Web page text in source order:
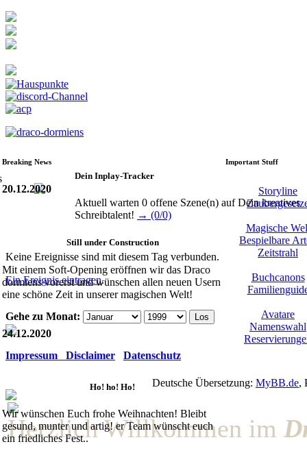
Breaking News
20.12.2020
Still under Construction
Mit einem Soft-Opening eröffnen wir das Draco
dormiens vorerst und wünschen allen neuen Usern
eine schöne Zeit in unserer magischen Welt!
24.12.2020
Ho! ho! Ho!
Wir wünschen Euch frohe Weihnachten! Bleibt
gesund, munter und artig! er Team wünscht euch
ein friedliches Fest..
Important Stuff
Storyline
Magische
Bespielbare
Zeitstrahl
Buchcanons
Avatare
Namenswahl
Dein Inplay-Tracker
Aktuell warten 0 offene Szene(n) auf Dein kreatives
Schreibtalent! → (0/0)
Keine Ereignisse sind mit diesem Tag verbunden.
Ein Ereignis eintragen.
Gehe zu Monat:
Impressum Disclaimer Datenschutz
Deutsche Übersetzung: MyBB.de,
Herzlich Willkommen im